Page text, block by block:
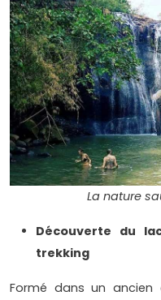
La nature
Découverte du
trekking
Formé dans un ancien